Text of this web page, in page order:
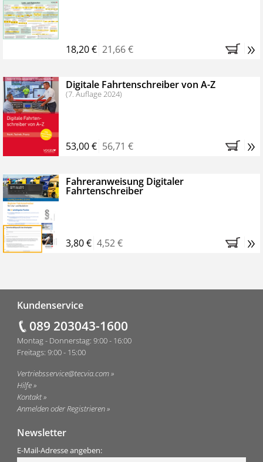
Bestellen Sie jetzt das VerkehrsRundschau Profipaket im
Kennenlern-Abo für zwei Monate (inkl. der derzeitig
Monaten brauchen Sie nichts weiter tun, das
Abonnement endet automatisch, es entstehen keine
weiteren Verpflichtungen.
18,20 € 21,66 € »
Digitale Fahrtenschreiber von A-Z
(7. Auflage 2024)
53,00 € 56,71 € »
Fahreranweisung Digitaler
Fahrtenschreiber
3,80 € 4,52 € »
Kundenservice
089 203043-1600
Montag - Donnerstag: 9:00 - 16:00
Freitags: 9:00 - 15:00
Vertriebsservice@tecvia.com
Hilfe
Kontakt
Anmelden oder Registrieren
Newsletter
E-Mail-Adresse angeben: